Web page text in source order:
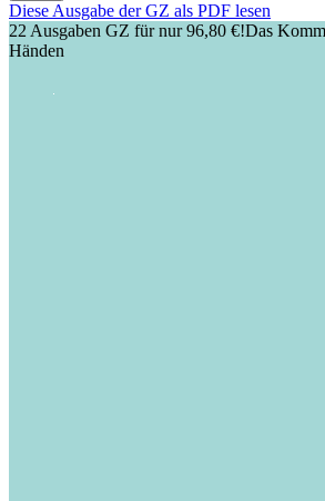
Diese Ausgabe der GZ als PDF lesen
22 Ausgaben GZ für nur 96,80 €!Das
Händen